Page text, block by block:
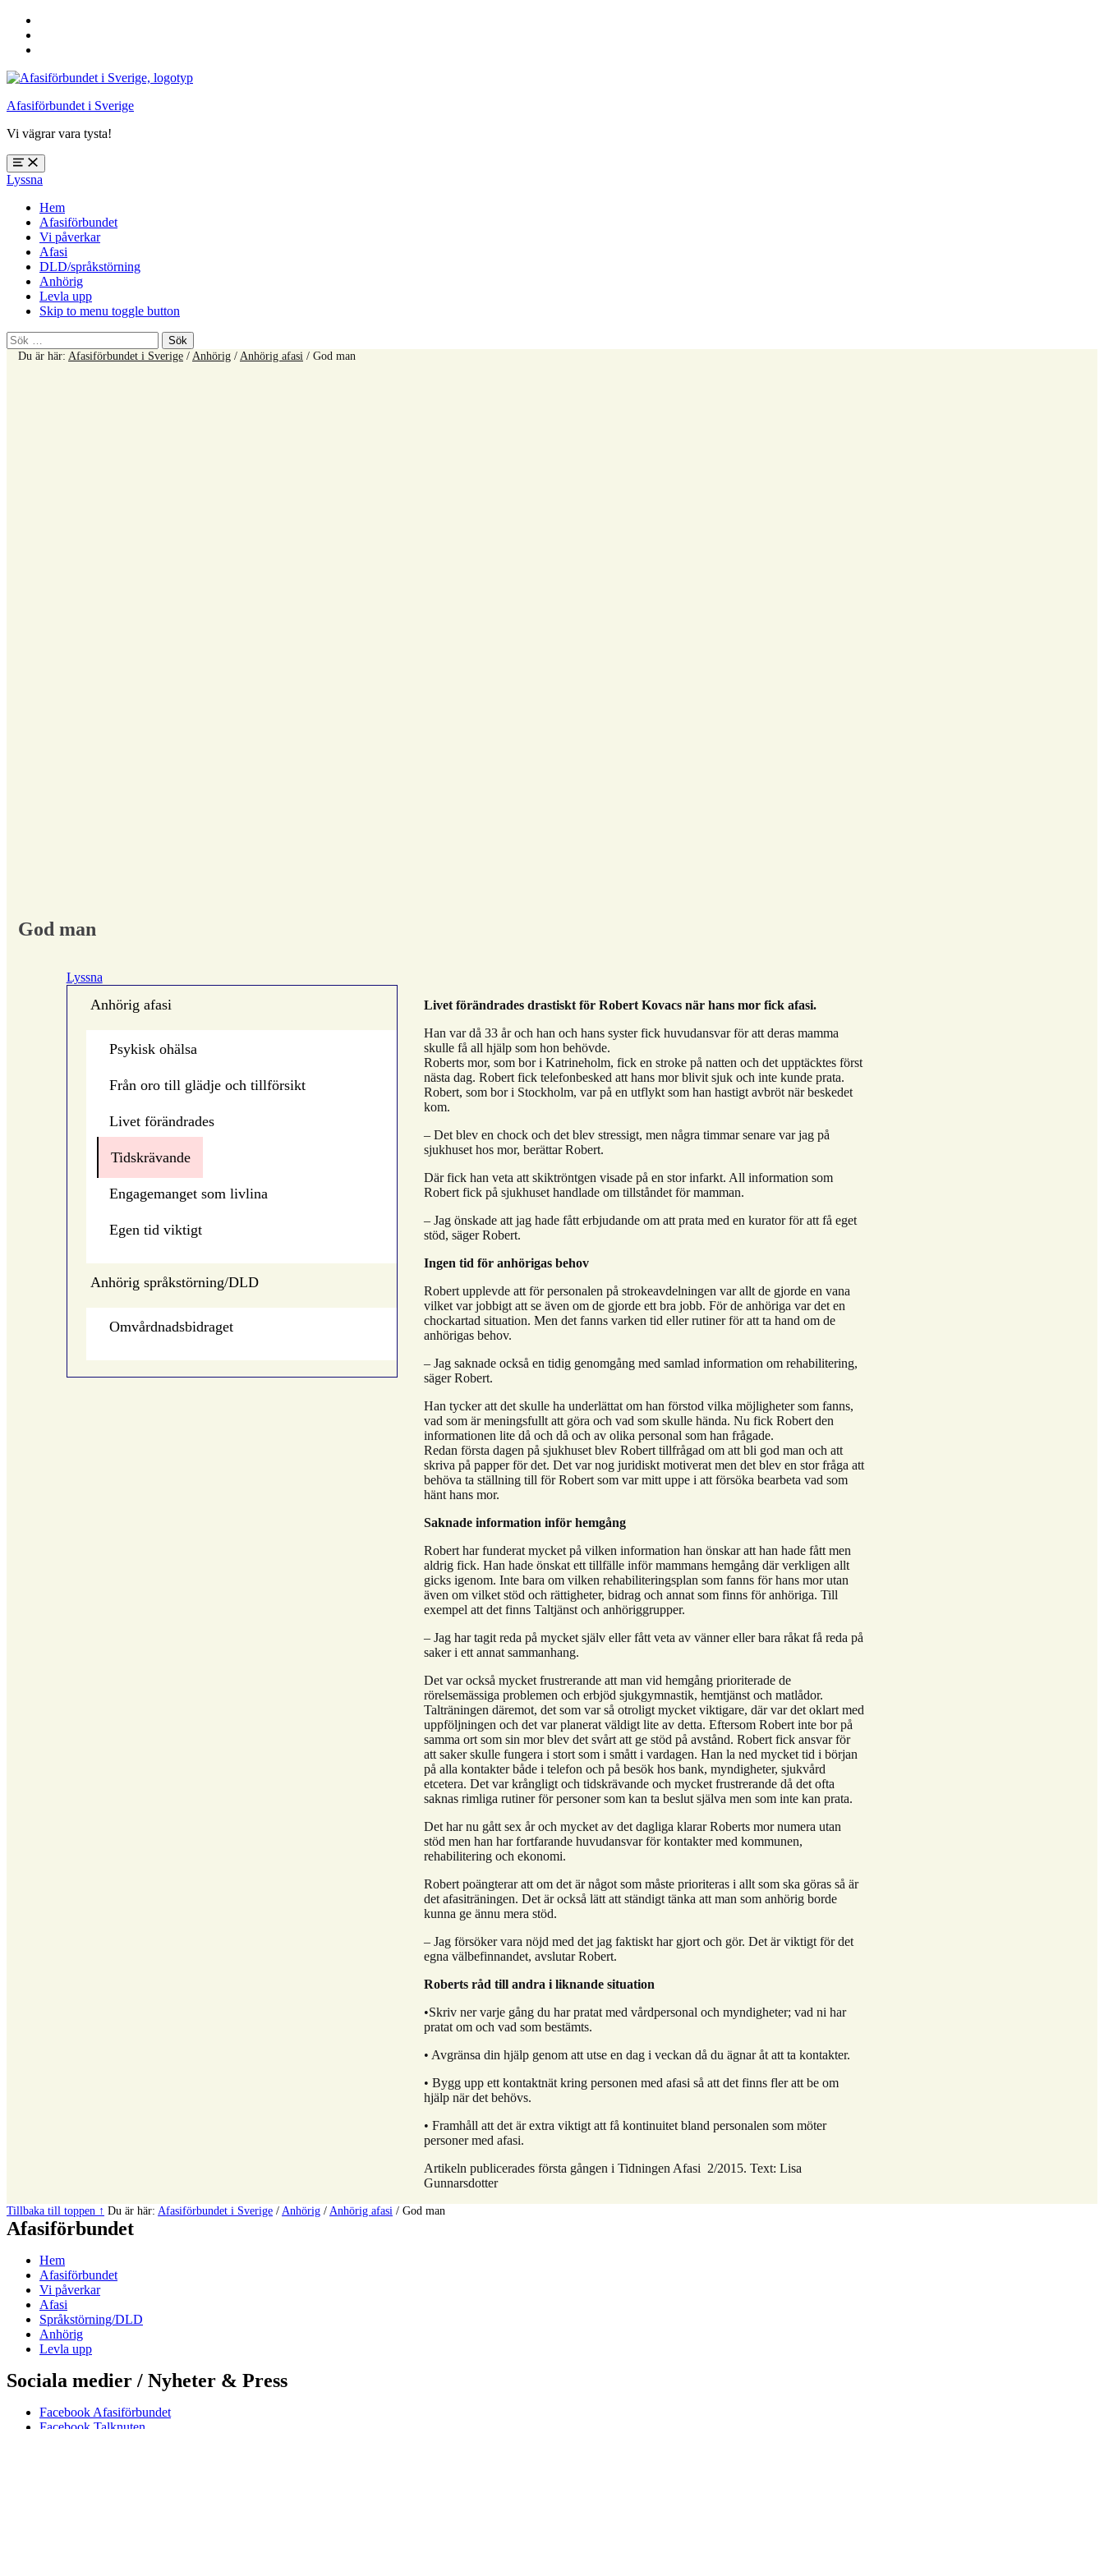
sidfoten
Afasiförbundet i Sverige
Vi vägrar vara tysta!
Öppna
meny:
%s
Lyssna
Hem
Afasiförbundet
Vi påverkar
Afasi
DLD/språkstörning
Anhörig
Levla upp
Skip to menu toggle button
Sök
efter:Du är här: Afasiförbundet i Sverige /Anhörig /Anhörig afasi / God man
God man
Lyssna
Anhörig afasi
Psykisk ohälsa
Från oro till glädje och tillförsikt
Livet förändrades
Tidskrävande
Engagemanget som livlina
Egen tid viktigt
Anhörig språkstörning/DLD
Omvårdnadsbidraget
Livet förändrades drastiskt för Robert Kovacs när hans mor fick afasi.
Han var då 33 år och han och hans syster fick huvudansvar för att deras mamma
skulle få all hjälp som hon behövde.
Roberts mor, som bor i Katrineholm, fick en stroke på natten och det upptäcktes först
nästa dag. Robert fick telefonbesked att hans mor blivit sjuk och inte kunde prata.
Robert, som bor i Stockholm, var på en utflykt som han hastigt avbröt när beskedet
kom.
– Det blev en chock och det blev stressigt, men några timmar senare var jag på
sjukhuset hos mor, berättar Robert.
Där fick han veta att skiktröntgen visade på en stor infarkt. All information som
Robert fick på sjukhuset handlade om tillståndet för mamman.
– Jag önskade att jag hade fått erbjudande om att prata med en kurator för att få eget
stöd, säger Robert.
Ingen tid för anhörigas behov
Robert upplevde att för personalen på strokeavdelningen var allt de gjorde en vana
vilket var jobbigt att se även om de gjorde ett bra jobb. För de anhöriga var det en
chockartad situation. Men det fanns varken tid eller rutiner för att ta hand om de
anhörigas behov.
– Jag saknade också en tidig genomgång med samlad information om rehabilitering,
säger Robert.
Han tycker att det skulle ha underlättat om han förstod vilka möjligheter som fanns,
vad som är meningsfullt att göra och vad som skulle hända. Nu fick Robert den
informationen lite då och då och av olika personal som han frågade.
Redan första dagen på sjukhuset blev Robert tillfrågad om att bli god man och att
skriva på papper för det. Det var nog juridiskt motiverat men det blev en stor fråga att
behöva ta ställning till för Robert som var mitt uppe i att försöka bearbeta vad som
hänt hans mor.
Saknade information inför hemgång
Robert har funderat mycket på vilken information han önskar att han hade fått men
aldrig fick. Han hade önskat ett tillfälle inför mammans hemgång där verkligen allt
gicks igenom. Inte bara om vilken rehabiliteringsplan som fanns för hans mor utan
även om vilket stöd och rättigheter, bidrag och annat som finns för anhöriga. Till
exempel att det finns Taltjänst och anhöriggrupper.
– Jag har tagit reda på mycket själv eller fått veta av vänner eller bara råkat få reda på
saker i ett annat sammanhang.
Det var också mycket frustrerande att man vid hemgång prioriterade de
rörelsemässiga problemen och erbjöd sjukgymnastik, hemtjänst och matlådor.
Talträningen däremot, det som var så otroligt mycket viktigare, där var det oklart med
uppföljningen och det var planerat väldigt lite av detta. Eftersom Robert inte bor på
samma ort som sin mor blev det svårt att ge stöd på avstånd. Robert fick ansvar för
att saker skulle fungera i stort som i smått i vardagen. Han la ned mycket tid i början
på alla kontakter både i telefon och på besök hos bank, myndigheter, sjukvård
etcetera. Det var krångligt och tidskrävande och mycket frustrerande då det ofta
saknas rimliga rutiner för personer som kan ta beslut själva men som inte kan prata.
Det har nu gått sex år och mycket av det dagliga klarar Roberts mor numera utan
stöd men han har fortfarande huvudansvar för kontakter med kommunen,
rehabilitering och ekonomi.
Robert poängterar att om det är något som måste prioriteras i allt som ska göras så är
det afasiträningen. Det är också lätt att ständigt tänka att man som anhörig borde
kunna ge ännu mera stöd.
– Jag försöker vara nöjd med det jag faktiskt har gjort och gör. Det är viktigt för det
egna välbefinnandet, avslutar Robert.
Roberts råd till andra i liknande situation
•Skriv ner varje gång du har pratat med vårdpersonal och myndigheter; vad ni har
pratat om och vad som bestämts.
• Avgränsa din hjälp genom att utse en dag i veckan då du ägnar åt att ta kontakter.
• Bygg upp ett kontaktnät kring personen med afasi så att det finns fler att be om
hjälp när det behövs.
• Framhåll att det är extra viktigt att få kontinuitet bland personalen som möter
personer med afasi.
Artikeln publicerades första gången i Tidningen Afasi 2/2015. Text: Lisa
Gunnarsdotter
Hoppa
tillbaka
till
huvudnavigeringen
Tillbaka till toppen ↑ Du är här: Afasiförbundet i Sverige / Anhörig / Anhörig afasi / God man
Afasiförbundet
Hem
Afasiförbundet
Vi påverkar
Afasi
Språkstörning/DLD
Anhörig
Levla upp
Sociala medier / Nyheter & Press
Facebook Afasiförbundet
Facebook Talknuten